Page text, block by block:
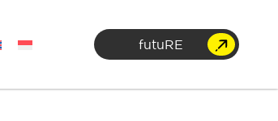
futuRE